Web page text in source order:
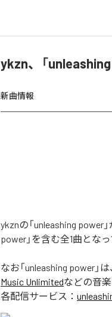
ykzn、「
新曲情報
ykznの「unleashing
power」を含む全1曲となっ
なお「unleashing power 」は
Music Unlimitedなどの音
各配信サービス：